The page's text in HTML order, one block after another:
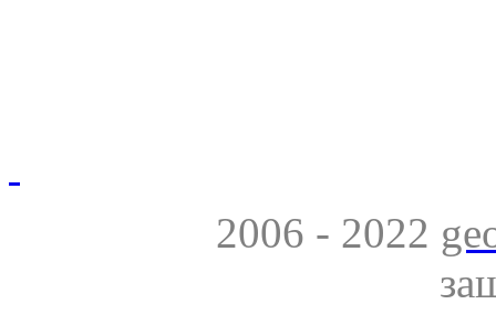
2006 - 2022